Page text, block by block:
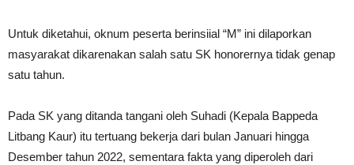
Untuk diketahui, oknum peserta berinsiial “M” ini dilaporkan
masyarakat dikarenakan salah satu SK honorernya tidak genap
satu tahun.
Pada SK yang ditanda tangani oleh Suhadi (Kepala Bappeda
Litbang Kaur) itu tertuang bekerja dari bulan Januari hingga
Desember tahun 2022, sementara fakta yang diperoleh dari